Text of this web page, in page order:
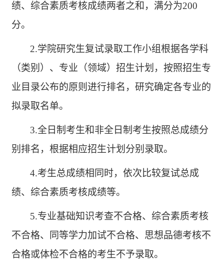
绩、综合素质考核成绩两者之和，满分为200
分。
2.学院研究生复试录取工作小组根据各学科
（类别）、专业（领域）招生计划，按照招生专
业目录公布的原则进行排名，研究确定各专业的
拟录取名单。
3.全日制考生和非全日制考生按照总成绩分
别排名，根据相应招生计划分别录取。
4.考生总成绩相同时，依次比较复试总成
绩、综合素质考核成绩等。
5.专业基础知识考查不合格、综合素质考核
不合格、同等学力加试不合格、思想品德考核不
合格或体检不合格的考生不予录取。